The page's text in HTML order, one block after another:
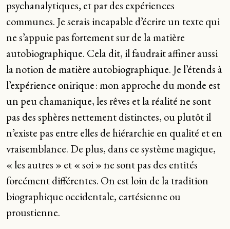
psychanalytiques, et par des expériences
communes. Je serais incapable d’écrire un texte qui
ne s’appuie pas fortement sur de la matière
autobiographique. Cela dit, il faudrait affiner aussi
la notion de matière autobiographique. Je l’étends à
l’expérience onirique : mon approche du monde est
un peu chamanique, les rêves et la réalité ne sont
pas des sphères nettement distinctes, ou plutôt il
n’existe pas entre elles de hiérarchie en qualité et en
vraisemblance. De plus, dans ce système magique,
« les autres » et « soi » ne sont pas des entités
forcément différentes. On est loin de la tradition
biographique occidentale, cartésienne ou
proustienne.